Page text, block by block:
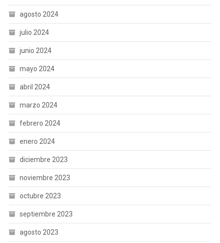
agosto 2024
julio 2024
junio 2024
mayo 2024
abril 2024
marzo 2024
febrero 2024
enero 2024
diciembre 2023
noviembre 2023
octubre 2023
septiembre 2023
agosto 2023